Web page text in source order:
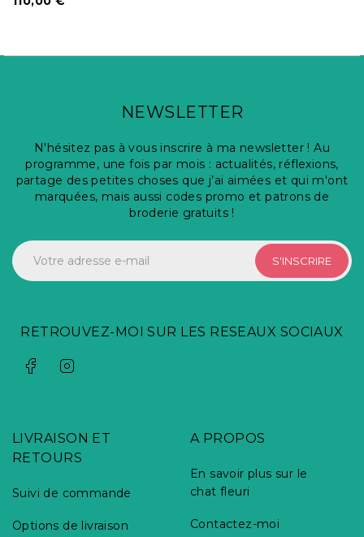
A PROPOS
En savoir plus sur le
chat fleuri
Contactez-moi
LIVRAISON ET
RETOURS
Suivi de commande
Options de livraison
NEWSLETTER
N'hésitez pas à vous inscrire à ma newsletter ! Au
programme, une fois par mois : actualités, réflexions,
partage des petites choses que j’ai aimées et qui m'ont
marquées, mais aussi codes promo et patrons de
broderie gratuits !
S'INSCRIRE
RETROUVEZ-MOI SUR LES RESEAUX SOCIAUX